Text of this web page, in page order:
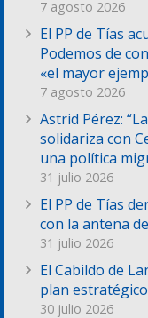
7 agosto 2026
El PP de Tías
Podemos de
«el mayor
7 agosto 2026
Astrid Pérez:
solidariza con
una política
31 julio 2026
El PP de Tías
con la antena
31 julio 2026
El Cabildo de
plan
30 julio 2026